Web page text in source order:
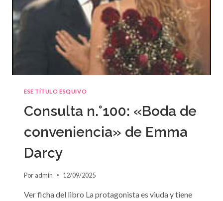
ESE TÍTULO ESQUIVO
Consulta n.°100: «Boda de
conveniencia» de Emma
Darcy
Por admin 12/09/2025
Ver ficha del libro La protagonista es viuda y tiene